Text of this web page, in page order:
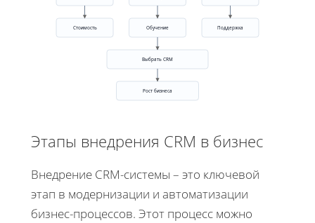
Стоимость Обучение Поддержка
Выбрать CRM
Рост бизнеса
Этапы внедрения CRM в бизнес
Внедрение CRM-системы – это ключевой
этап в модернизации и автоматизации
бизнес-процессов. Этот процесс можно